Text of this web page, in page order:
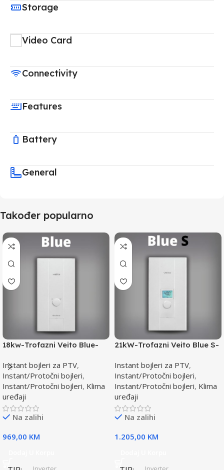
Storage
Video Card
Connectivity
Features
Battery
General
Također popularno
18kw-Trofazni Veito Blue-
Instant bojleri za PTV,
Instant/Protočni bojleri,
Instant/Protočni bojleri, Klima
uređaji
Na zalihi
969,00 KM
21kW-Trofazni Veito Blue S-
Instant bojleri za PTV,
Instant/Protočni bojleri,
Instant/Protočni bojleri, Klima
uređaji
Na zalihi
1.205,00 KM